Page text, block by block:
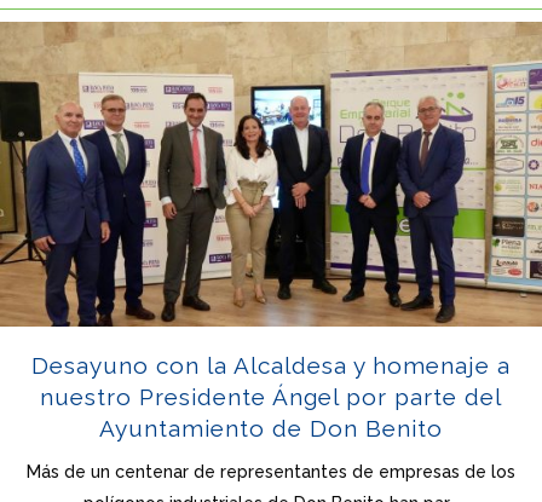
Desayuno con la Alcaldesa y homenaje a
nuestro Presidente Ángel por parte del
Ayuntamiento de Don Benito
Más de un centenar de representantes de empresas de los